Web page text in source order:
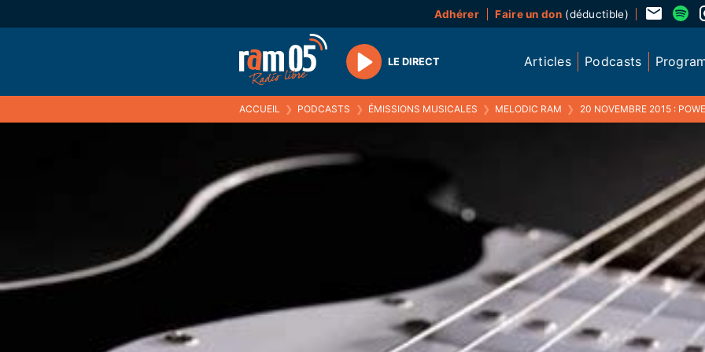
Adhérer Faire un don(déductible)
Play
LE DIRECT Articles Podcasts
ACCUEIL ❯ PODCASTS ❯ ÉMISSIONS MUSICALES ❯ MELODIC RAM ❯ 20 NOVEMBRE 2015 :